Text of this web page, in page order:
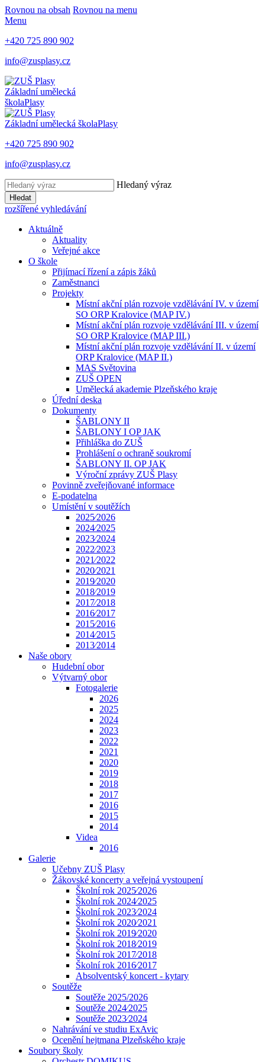
Rovnou na obsah Rovnou na menu
Menu
+420 725 890 902
info@zusplasy.cz
Základní umělecká
školaPlasy
Základní umělecká školaPlasy
+420 725 890 902
info@zusplasy.cz
Hledaný výraz
Hledat
rozšířené vyhledávání
Aktuálně
Aktuality
Veřejné akce
O škole
Přijímací řízení a zápis žáků
Zaměstnanci
Projekty
Místní akční plán rozvoje vzdělávání IV. v území
SO ORP Kralovice (MAP IV.)
Místní akční plán rozvoje vzdělávání III. v území
SO ORP Kralovice (MAP III.)
Místní akční plán rozvoje vzdělávání II. v území
ORP Kralovice (MAP II.)
MAS Světovina
ZUŠ OPEN
Umělecká akademie Plzeňského kraje
Úřední deska
Dokumenty
ŠABLONY II
ŠABLONY I OP JAK
Přihláška do ZUŠ
Prohlášení o ochraně soukromí
ŠABLONY II. OP JAK
Výroční zprávy ZUŠ Plasy
Povinně zveřejňované informace
E-podatelna
Umístění v soutěžích
2025⁄2026
2024⁄2025
2023⁄2024
2022⁄2023
2021⁄2022
2020⁄2021
2019⁄2020
2018⁄2019
2017⁄2018
2016⁄2017
2015⁄2016
2014⁄2015
2013⁄2014
Naše obory
Hudební obor
Výtvarný obor
Fotogalerie
2026
2025
2024
2023
2022
2021
2020
2019
2018
2017
2016
2015
2014
Videa
2016
Galerie
Učebny ZUŠ Plasy
Žákovské koncerty a veřejná vystoupení
Školní rok 2025⁄2026
Školní rok 2024⁄2025
Školní rok 2023⁄2024
Školní rok 2020⁄2021
Školní rok 2019⁄2020
Školní rok 2018⁄2019
Školní rok 2017⁄2018
Školní rok 2016⁄2017
Absolventský koncert - kytary
Soutěže
Soutěže 2025/2026
Soutěže 2024⁄2025
Soutěže 2023⁄2024
Nahrávání ve studiu ExAvic
Ocenění hejtmana Plzeňského kraje
Soubory školy